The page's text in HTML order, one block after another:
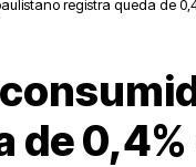
registra queda de
de